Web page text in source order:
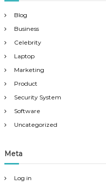
Blog
Business
Celebrity
Laptop
Marketing
Product
Security System
Software
Uncategorized
Meta
Log in